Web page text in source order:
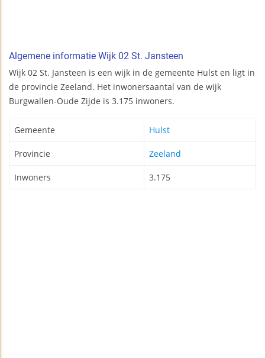
Algemene informatie Wijk 02 St. Jansteen
Wijk 02 St. Jansteen is een wijk in de gemeente Hulst en ligt in
de provincie Zeeland. Het inwonersaantal van de wijk
Burgwallen-Oude Zijde is 3.175 inwoners.
Gemeente Hulst
Provincie Zeeland
Inwoners 3.175